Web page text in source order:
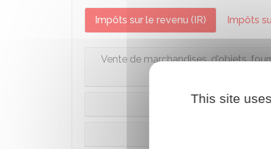
Impôts sur le revenu (IR) Impôts
Vente de marchandises, d'objets,
This site